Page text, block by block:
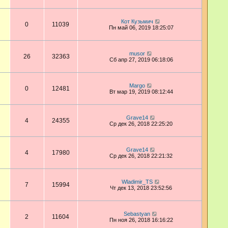
0 11039
Кот Кузьмич
Пн май 06, 2019 18:25:07
26 32363
musor
Сб апр 27, 2019 06:18:06
0 12481
Margo
Вт мар 19, 2019 08:12:44
4 24355
Grave14
Ср дек 26, 2018 22:25:20
4 17980
Grave14
Ср дек 26, 2018 22:21:32
7 15994
Wladimir_TS
Чт дек 13, 2018 23:52:56
2 11604
Sebastyan
Пн ноя 26, 2018 16:16:22